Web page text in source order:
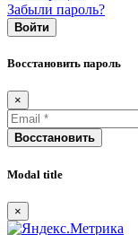
Забыли пароль?
Войти
Восстановить пароль
×
Восстановить
Modal title
×